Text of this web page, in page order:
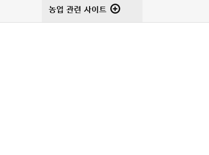
농업 관련 사이트